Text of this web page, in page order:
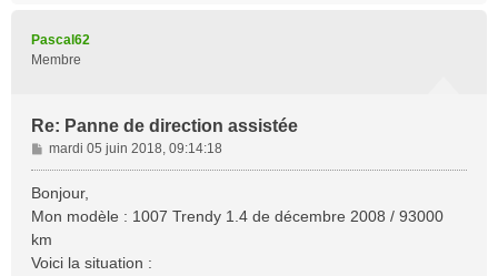
Pascal62
Membre
Re: Panne de direction assistée
M
e
s
g
e
mardi 05 juin 2018, 09:14:18
Bonjour,
Mon modèle : 1007 Trendy 1.4 de décembre 2008 / 93000
km
Voici la situation :